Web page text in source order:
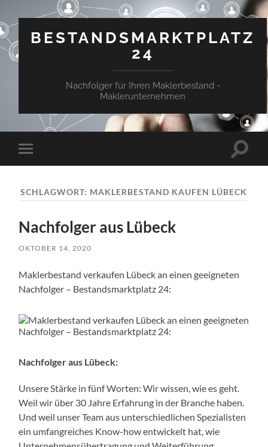
BESTANDSMARKTPLATZ
24
Nachfolger für Ihren Maklerbestand -
Maklerunternehmen
Mobile-
Menü
SCHLAGWORT: MAKLERBESTAND KAUFEN LÜBECK
Nachfolger aus Lübeck
OKTOBER 14, 2020
Maklerbestand verkaufen Lübeck an einen geeigneten
Nachfolger – Bestandsmarktplatz 24:
Nachfolger aus Lübeck:
Unsere Stärke in fünf Worten: Wir wissen, wie es geht.
Weil wir über 30 Jahre Erfahrung in der Branche haben.
Und weil unser Team aus unterschiedlichen Spezialisten
ein umfangreiches Know-how entwickelt hat, wie